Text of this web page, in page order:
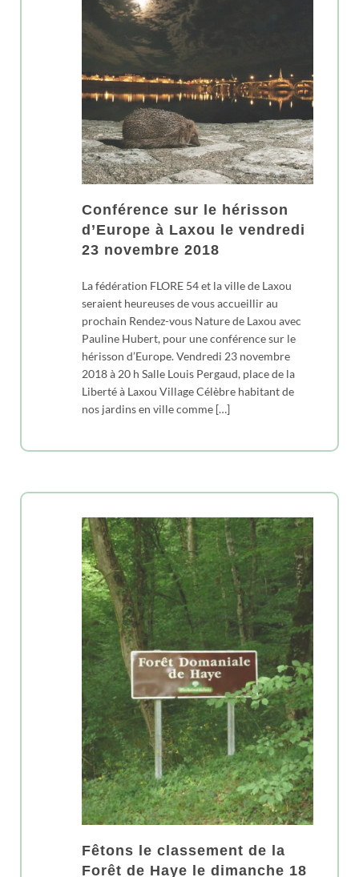
Conférence sur le hérisson
d’Europe à Laxou le vendredi
23 novembre 2018
La fédération FLORE 54 et la ville de Laxou
seraient heureuses de vous accueillir au
prochain Rendez-vous Nature de Laxou avec
Pauline Hubert, pour une conférence sur le
hérisson d’Europe. Vendredi 23 novembre
2018 à 20 h Salle Louis Pergaud, place de la
Liberté à Laxou Village Célèbre habitant de
nos jardins en ville comme […]
Fêtons le classement de la
Forêt de Haye le dimanche 18